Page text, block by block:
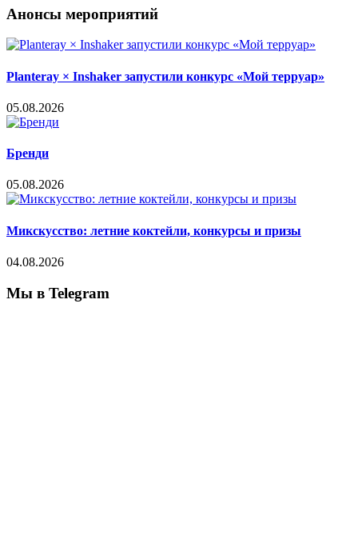
Анонсы мероприятий
Planteray × Inshaker запустили конкурс «Мой терруар»
05.08.2026
Бренди
05.08.2026
Микскусство: летние коктейли, конкурсы и призы
04.08.2026
Мы в Telegram